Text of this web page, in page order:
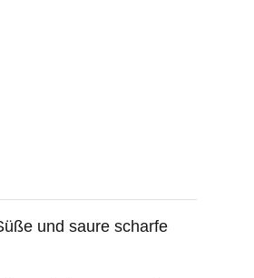
und saure scharfe